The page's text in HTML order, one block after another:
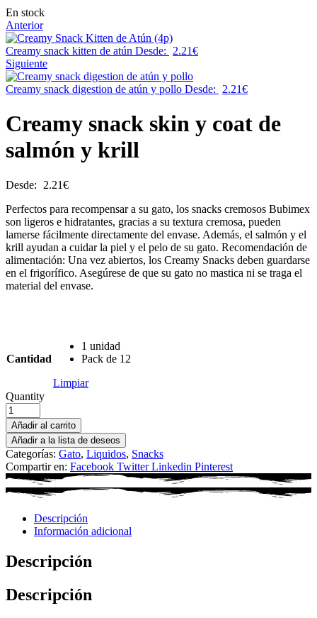
Availability:
En stock
Anterior
Creamy snack kitten de atún Desde: 2.21€
Siguiente
Creamy snack digestion de atún y pollo Desde: 2.21€
Creamy snack skin y coat de
salmón y krill
Desde: 2.21€
Perfectos para recompensar a su gato, los snacks cremosos Bubimex
son ligeros e hidratantes, gracias a su textura cremosa, pueden
lamerse fácilmente directamente del envase. Además, el salmón y el
krill ayudan a cuidar la piel y el pelo de su gato. Recomendación de
alimentación: Una vez abiertos, los Creamy Snacks deben guardarse
en el frigorífico. Asegúrese de que su gato no mastica ni se traga el
material del envase.
Cantidad
1 unidad
Pack de 12
Limpiar
Quantity
Añadir al carrito
Añadir a la lista de deseos
Categorías: Gato, Liquidos, Snacks
Compartir en: Facebook Twitter Linkedin Pinterest
Descripción
Información adicional
Descripción
Descripción